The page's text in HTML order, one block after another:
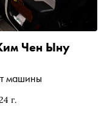
г.
Чен Ыну
машины